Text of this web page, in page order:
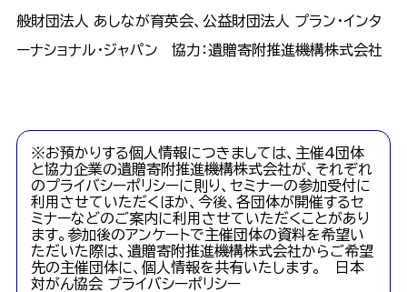
般財団法人 あしなが育英会、公益財団法人 プラン・インタ
ーナショナル・ジャパン 協力：遺贈寄附推進機構株式会社
※お預かりする個人情報につきましては、主催4団体
と協力企業の遺贈寄附推進機構株式会社が、それぞれ
のプライバシーポリシーに則り、セミナーの参加受付に
利用させていただくほか、今後、各団体が開催するセ
ミナーなどのご案内に利用させていただくことがあり
ます。参加後のアンケートで主催団体の資料を希望い
ただいた際は、遺贈寄附推進機構株式会社からご希望
先の主催団体に、個人情報を共有いたします。 日本
対がん協会 プライバシーポリシー